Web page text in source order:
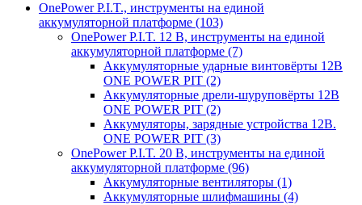
OnePower P.I.T., инструменты на единой
аккумуляторной платформе (103)
OnePower P.I.T. 12 В, инструменты на единой
аккумуляторной платформе (7)
Аккумуляторные ударные винтовёрты 12В
ONE POWER PIT (2)
Аккумуляторные дрели-шуруповёрты 12В
ONE POWER PIT (2)
Аккумуляторы, зарядные устройства 12В.
ONE POWER PIT (3)
OnePower P.I.T. 20 В, инструменты на единой
аккумуляторной платформе (96)
Аккумуляторные вентиляторы (1)
Аккумуляторные шлифмашины (4)